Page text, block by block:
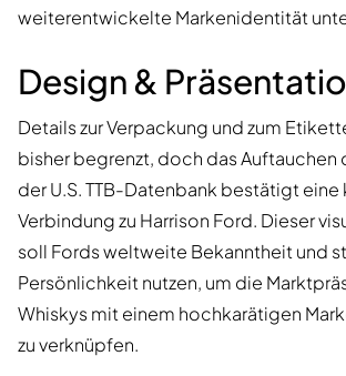
weiterentwickelte Markenidentität
Design &
Details zur Verpackung und zum
bisher begrenzt, doch das Auftauchen
der U.S. TTB-Datenbank bestätigt eine
Verbindung zu Harrison Ford. Dieser
soll Fords weltweite Bekanntheit und
Persönlichkeit nutzen, um die
Whiskys mit einem hochkarätigen
zu verknüpfen.